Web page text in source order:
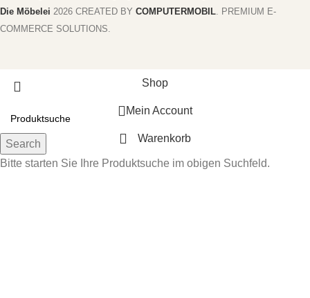
Die Möbelei 2026 CREATED BY COMPUTERMOBIL . PREMIUM E-
COMMERCE SOLUTIONS.
Search
Bitte starten Sie Ihre Produktsuche im obigen Suchfeld.
Shop
Mein Account
Warenkorb